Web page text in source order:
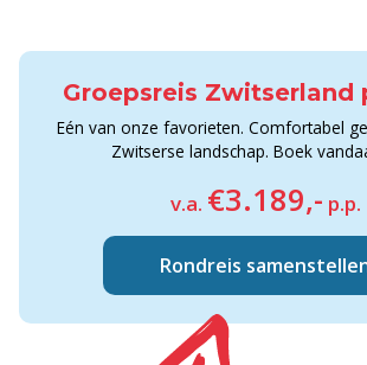
Groepsreis Zwitserland
Eén van onze favorieten. Comfortabel
Zwitserse landschap. Boek
v.a. €3.189,- p.p.
Rondreis